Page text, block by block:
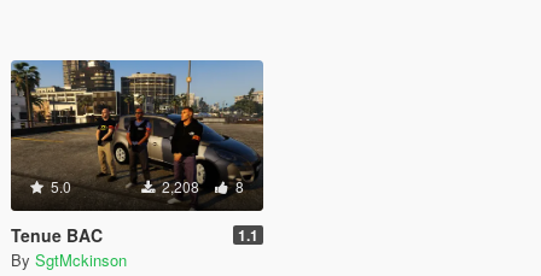
5.0 2,208 8
Tenue BAC 1.1
By SgtMckinson